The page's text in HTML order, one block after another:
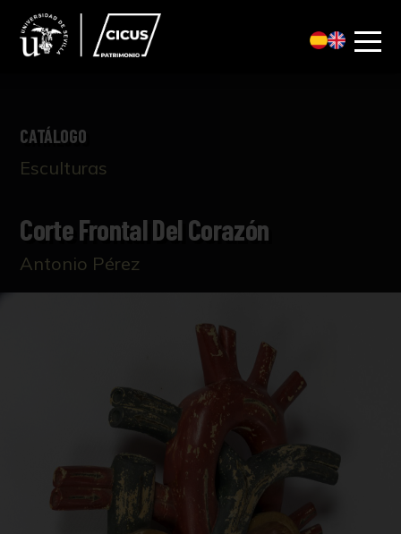
CATÁLOGO
Esculturas
Corte Frontal Del Corazón
Antonio Pérez